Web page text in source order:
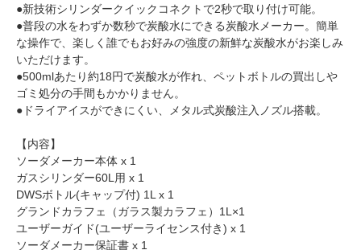
●新技術シリンダークイックコネクトで2秒で取り付け可能。
●普段の水をわずか数秒で炭酸水にできる炭酸水メーカー。簡単
な操作で、楽しく誰でもお好みの強度の新鮮な炭酸水がお楽しみ
いただけます。
●500mlあたり約18円で炭酸水が作れ、ペットボトルの買出しや
ゴミ処分の手間もかかりません。
●ドライアイスができにくい、メタル式炭酸注入ノズル搭載。
【内容】
ソーダメーカー本体 x 1
ガスシリンダー60L用 x 1
DWSボトル(キャップ付) 1L x 1
グランドカラフェ（ガラス製カラフェ）1L×1
ユーザーガイド(ユーザーライセンス付き) x 1
ソーダメーカー保証書 x 1